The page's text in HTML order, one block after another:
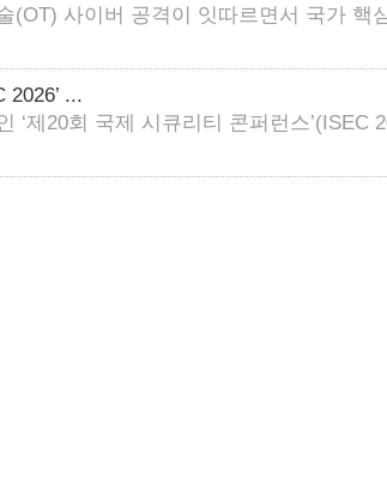
(OT) 사이버 공격이 잇따르면서 국가 핵
2026’ ...
‘제20회 국제 시큐리티 콘퍼런스’(ISEC